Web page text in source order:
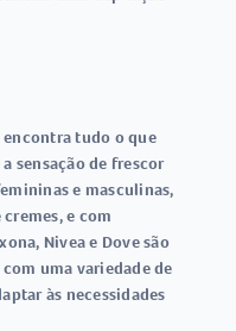
encontra tudo o que
sensação de frescor
e masculinas,
e com
Nivea e Dove são
uma variedade de
às necessidades